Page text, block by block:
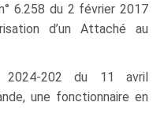
6.258 du 2 février 2017
d’un Attaché au
2024‑202 du 11 avril
une fonctionnaire en